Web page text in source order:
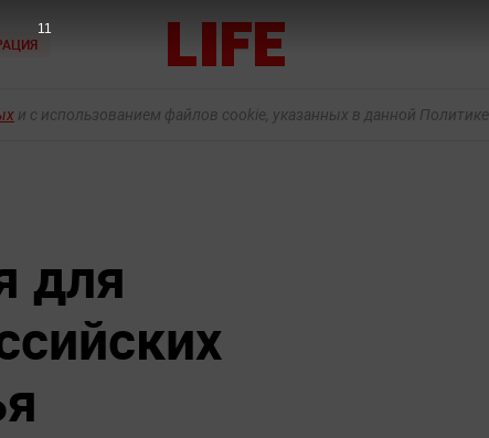
и с использованием файлов cookie, указанных в данной Политике.
для
9